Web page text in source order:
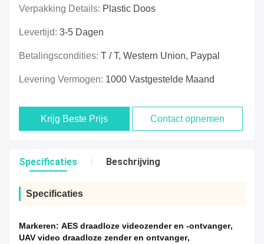
Verpakking Details: Plastic Doos
Levertijd: 3-5 Dagen
Betalingscondities: T / T, Western Union, Paypal
Levering Vermogen: 1000 Vastgestelde Maand
Krijg Beste Prijs Contact opnemen
Specificaties Beschrijving
Specificaties
Markeren: AES draadloze videozender en -ontvanger,
UAV video draadloze zender en ontvanger,